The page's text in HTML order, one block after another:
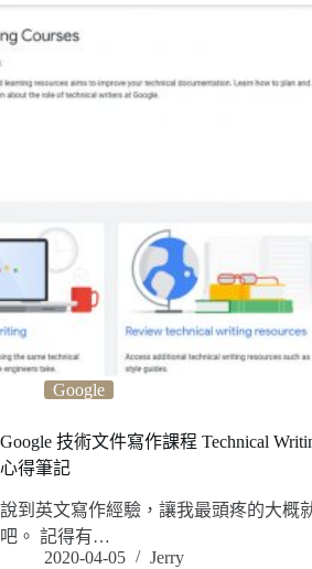
Google
Google 技術文件寫作課程 Technical
心得筆記
說到英文寫作經驗，讓我最頭疼的大概
吧。 記得有…
2020-04-05
Jerry